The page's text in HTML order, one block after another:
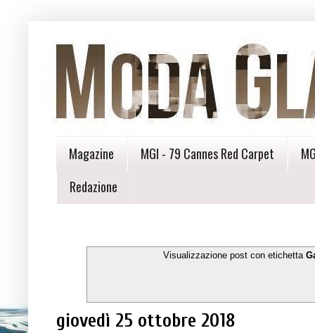
Magazine MGI - 79 Cannes Red Carpet
Redazione
Visualizzazione post con etichetta
giovedì 25 ottobre 2018